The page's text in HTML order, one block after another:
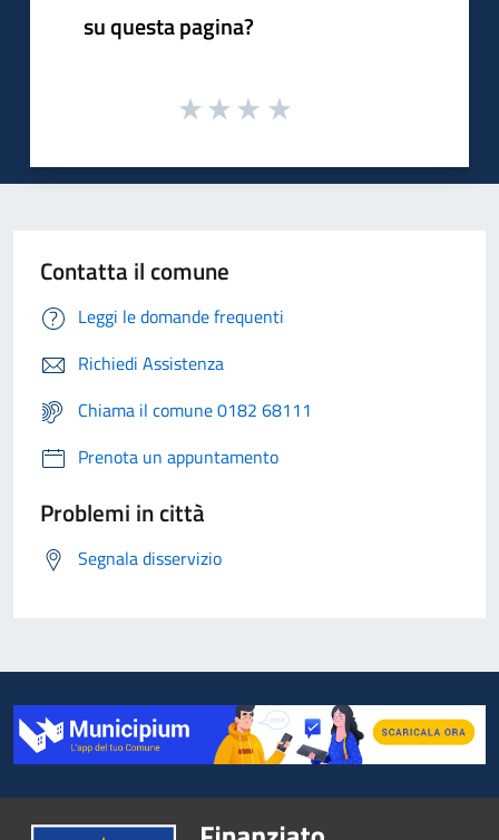
su questa pagina?
Contatta il comune
Leggi le domande frequenti
Richiedi Assistenza
Chiama il comune 0182 68111
Prenota un appuntamento
Problemi in città
Segnala disservizio